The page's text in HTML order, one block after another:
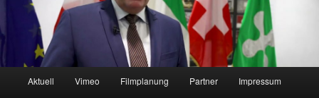
Aktuell Vimeo Filmplanung Partner Impressum